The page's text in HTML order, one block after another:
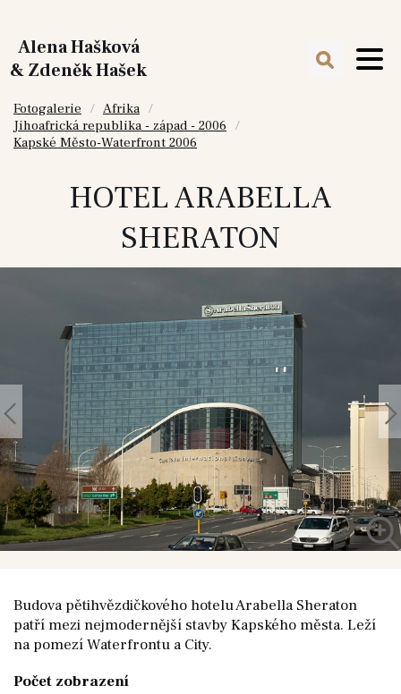
Alena Hašková
& Zdeněk Hašek
Fotogalerie
Afrika
Jihoafrická republika - západ - 2006
Kapské Město-Waterfront 2006
HOTEL ARABELLA
SHERATON
Budova pětihvězdičkového hotelu Arabella Sheraton
patří mezi nejmodernější stavby Kapského města. Leží
na pomezí Waterfrontu a City.
Počet zobrazení